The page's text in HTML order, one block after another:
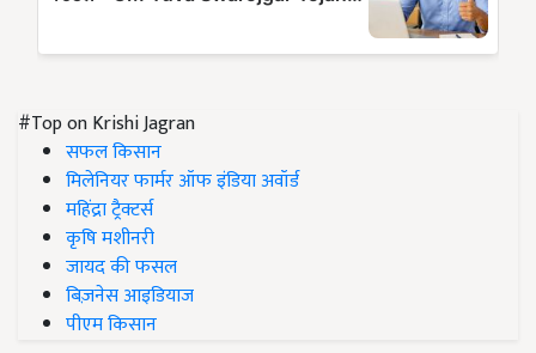
#Top on Krishi Jagran
सफल किसान
मिलेनियर फार्मर ऑफ इंडिया अवॉर्ड
महिंद्रा ट्रैक्टर्स
कृषि मशीनरी
जायद की फसल
बिज़नेस आइडियाज
पीएम किसान